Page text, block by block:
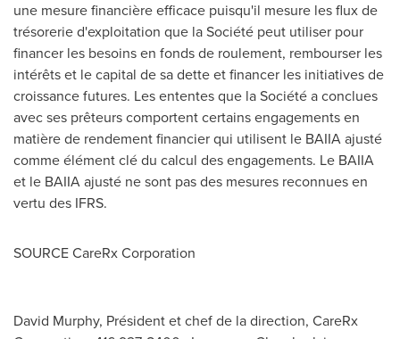
une mesure financière efficace puisqu'il mesure les flux de
trésorerie d'exploitation que la Société peut utiliser pour
financer les besoins en fonds de roulement, rembourser les
intérêts et le capital de sa dette et financer les initiatives de
croissance futures. Les ententes que la Société a conclues
avec ses prêteurs comportent certains engagements en
matière de rendement financier qui utilisent le BAIIA ajusté
comme élément clé du calcul des engagements. Le BAIIA
et le BAIIA ajusté ne sont pas des mesures reconnues en
vertu des IFRS.
SOURCE CareRx Corporation
David Murphy, Président et chef de la direction, CareRx